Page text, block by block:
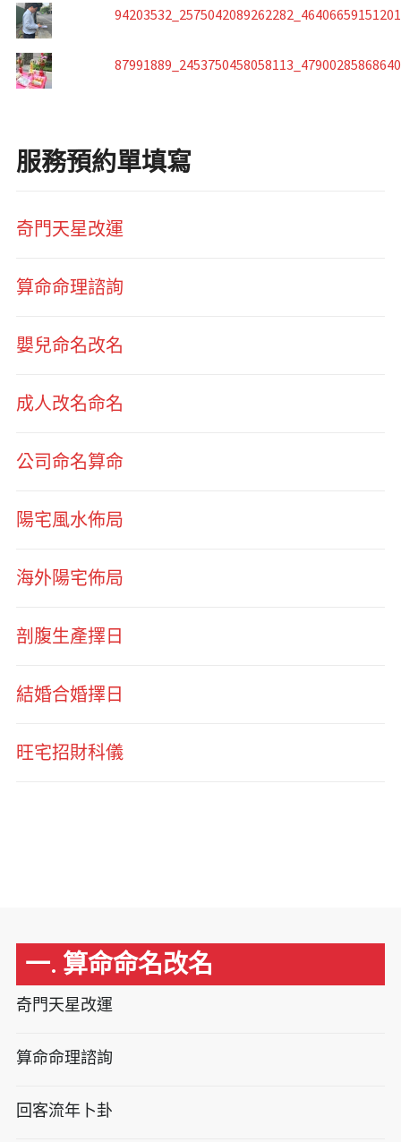
服務預約單填寫
奇門天星改運
算命命理諮詢
嬰兒命名改名
成人改名命名
公司命名算命
陽宅風水佈局
海外陽宅佈局
剖腹生產擇日
結婚合婚擇日
旺宅招財科儀
一. 算命命名改名
奇門天星改運
算命命理諮詢
回客流年卜卦